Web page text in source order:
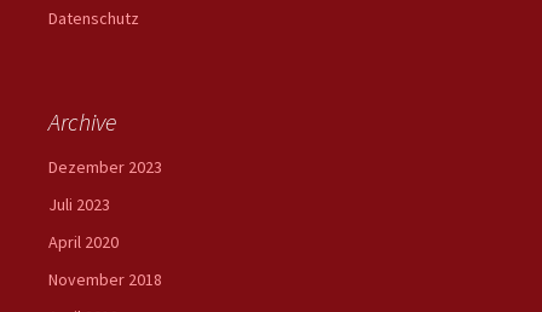
Datenschutz
Archive
Dezember 2023
Juli 2023
April 2020
November 2018